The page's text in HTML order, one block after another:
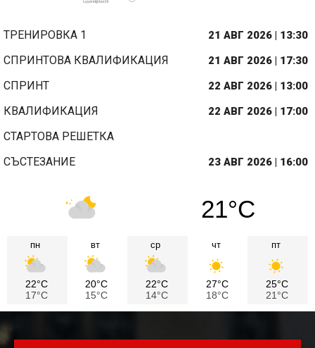
ТРЕНИРОВКА 1 21 АВГ 2026 | 13:30
СПРИНТОВА КВАЛИФИКАЦИЯ 21 АВГ 2026 | 17:30
СПРИНТ 22 АВГ 2026 | 13:00
КВАЛИФИКАЦИЯ 22 АВГ 2026 | 17:00
СТАРТОВА РЕШЕТКА
СЪСТЕЗАНИЕ
23 АВГ 2026 | 16:00
21°C
пн
22°C
17°C
вт
20°C
15°C
ср
22°C
14°C
чт
27°C
18°C
пт
25°C
21°C